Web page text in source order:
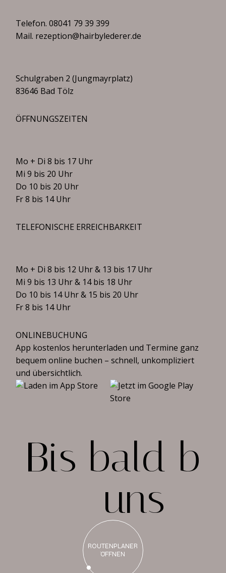
Telefon.08041 79 39 399
Mail. rezeption@hairbylederer.de
Schulgraben 2 (Jungmayrplatz)
83646 Bad Tölz
ÖFFNUNGSZEITEN
Mo + Di 8 bis 17 Uhr
Mi 9 bis 20 Uhr
Do 10 bis 20 Uhr
Fr 8 bis 14 Uhr
TELEFONISCHE ERREICHBARKEIT
Mo + Di 8 bis 12 Uhr & 13 bis 17 Uhr
Mi 9 bis 13 Uhr & 14 bis 18 Uhr
Do 10 bis 14 Uhr & 15 bis 20 Uhr
Fr 8 bis 14 Uhr
ONLINEBUCHUNG
App kostenlos herunterladen und Termine ganz
bequem online buchen – schnell, unkompliziert
und übersichtlich.
Bis bald b
uns
ROUTENPLANER
ÖFFNEN